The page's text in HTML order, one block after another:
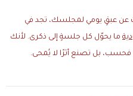
عن عبقٍ يومي لمجلسك، تجد في
ما يحوّل كل جلسةٍ إلى ذكرى. لأنك
بل تصنع أثرًا لا يُمحى.